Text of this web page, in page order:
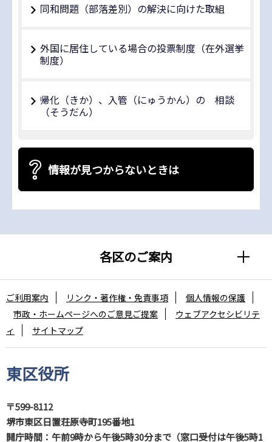
同和問題（部落差別）の解決に向けた取組
外国に居住している場合の投票制度（在外選挙
制度）
帰化（きか）、入管（にゅうかん）の 相談
（そうだん）
情報が見つからないときは
各区のご案内
東区役所
〒599-8112
堺市東区日置荘原寺町195番地1
開庁時間：午前9時から午後5時30分まで（窓口受付は午後5時1
ご利用案内 リンク・著作権・免責事項
個人情報の保護
市政・ホームページへのご意見ご提案
ウェブアクセシビリテ
ィ
サイトマップ